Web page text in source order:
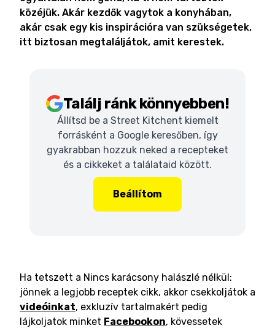
közéjük. Akár kezdők vagytok a konyhában,
akár csak egy kis inspirációra van szükségetek,
itt biztosan megtaláljátok, amit kerestek.
Találj ránk könnyebben!
Állítsd be a Street Kitchent kiemelt
forrásként a Google keresőben, így
gyakrabban hozzuk neked a recepteket
és a cikkeket a találataid között.
Beállítom
Ha tetszett a Nincs karácsony halászlé nélkül:
jönnek a legjobb receptek cikk, akkor csekkoljátok a
videóinkat, exkluzív tartalmakért pedig
lájkoljatok minket Facebookon, kövessetek